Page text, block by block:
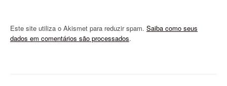
Este site utiliza o Akismet para reduzir spam. Saiba como seus
dados em comentários são processados.